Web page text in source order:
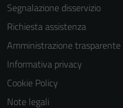
Segnalazione disservizio
Richiesta assistenza
Amministrazione trasparente
Informativa privacy
Cookie Policy
Note legali